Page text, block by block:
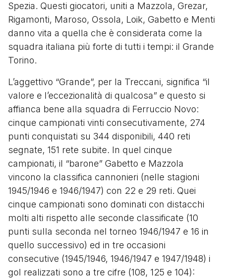
Spezia. Questi giocatori, uniti a Mazzola, Grezar,
Rigamonti, Maroso, Ossola, Loik, Gabetto e Menti
danno vita a quella che è considerata come la
squadra italiana più forte di tutti i tempi: il Grande
Torino.
L’aggettivo “Grande”, per la Treccani, significa “il
valore e l’eccezionalità di qualcosa” e questo si
affianca bene alla squadra di Ferruccio Novo:
cinque campionati vinti consecutivamente, 274
punti conquistati su 344 disponibili, 440 reti
segnate, 151 rete subite. In quel cinque
campionati, il “barone” Gabetto e Mazzola
vincono la classifica cannonieri (nelle stagioni
1945/1946 e 1946/1947) con 22 e 29 reti. Quei
cinque campionati sono dominati con distacchi
molti alti rispetto alle seconde classificate (10
punti sulla seconda nel torneo 1946/1947 e 16 in
quello successivo) ed in tre occasioni
consecutive (1945/1946, 1946/1947 e 1947/1948) i
gol realizzati sono a tre cifre (108, 125 e 104):